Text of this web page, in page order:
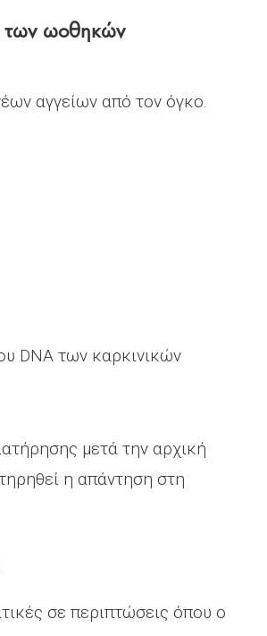
των ωοθηκών
αγγείων από τον όγκο.
DNA των καρκινικών
μετά την αρχική
η απάντηση στη
σε περιπτώσεις όπου ο